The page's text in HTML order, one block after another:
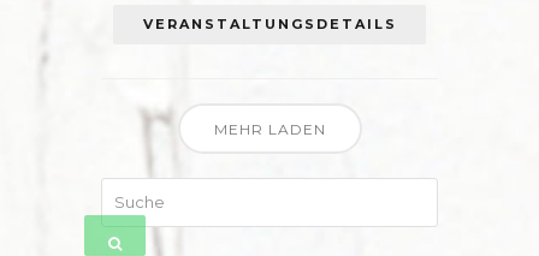
VERANSTALTUNGSDETAILS
MEHR LADEN